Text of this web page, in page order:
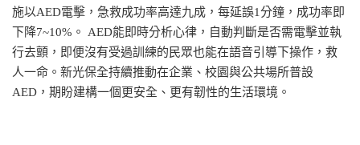
施以AED電擊，急救成功率高達九成，每延誤1分鐘，成功率即
下降7~10%。 AED能即時分析心律，自動判斷是否需電擊並執
行去顫，即便沒有受過訓練的民眾也能在語音引導下操作，救
人一命。新光保全持續推動在企業、校園與公共場所普設
AED，期盼建構一個更安全、更有韌性的生活環境。